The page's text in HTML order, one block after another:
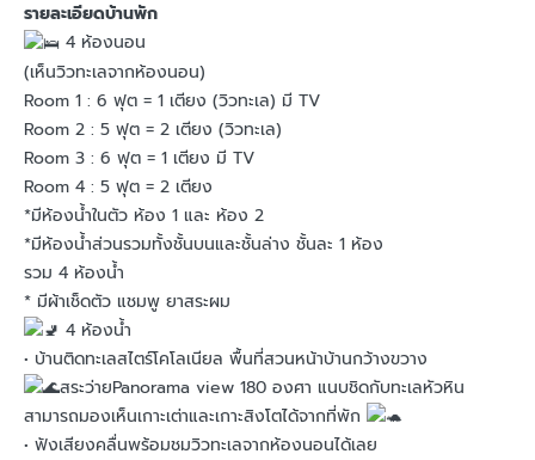
รายละเอียดบ้านพัก
4 ห้องนอน
(เห็นวิวทะเลจากห้องนอน)
Room 1 : 6 ฟุต = 1 เตียง (วิวทะเล) มี TV
Room 2 : 5 ฟุต = 2 เตียง (วิวทะเล)
Room 3 : 6 ฟุต = 1 เตียง มี TV
Room 4 : 5 ฟุต = 2 เตียง
*มีห้องน้ำในตัว ห้อง 1 และ ห้อง 2
*มีห้องน้ำส่วนรวมทั้งชั้นบนและชั้นล่าง ชั้นละ 1 ห้อง
รวม 4 ห้องน้ำ
* มีผ้าเช็ดตัว แชมพู ยาสระผม
4 ห้องน้ำ
• บ้านติดทะเลสไตร์โคโลเนียล พื้นที่สวนหน้าบ้านกว้างขวาง
สระว่ายPanorama view 180 องศา แนบชิดกับทะเลหัวหิน
สามารถมองเห็นเกาะเต่าและเกาะสิงโตได้จากที่พัก
• ฟังเสียงคลื่นพร้อมชมวิวทะเลจากห้องนอนได้เลย